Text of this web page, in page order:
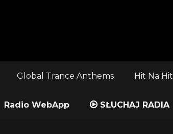
Global Trance Anthems Hit Na Hit
Radio WebApp SŁUCHAJ RADIA